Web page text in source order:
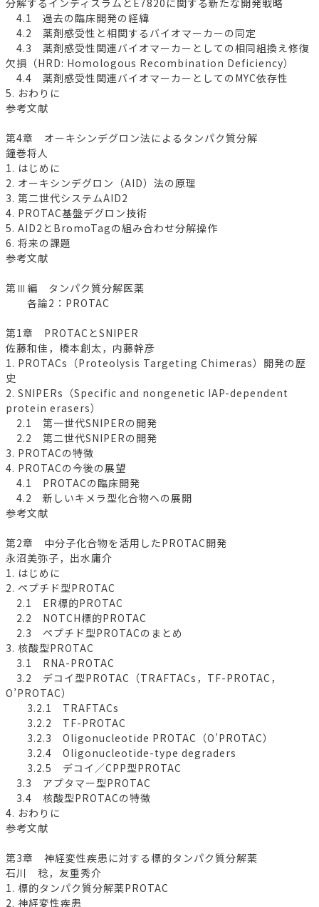
分解するインディスラムとE7820に関する新たな開発戦略
4.1 過去の臨床開発の経緯
4.2 薬剤感受性と相関するバイオマーカーの同定
4.3 薬剤感受性関連バイオマーカーとしての相同組換え修復
欠損（HRD: Homologous Recombination Deficiency）
4.4 薬剤感受性関連バイオマーカーとしてのMYC依存性
5. おわりに
参考文献
第4章 オーキシンデグロン法によるタンパク質分解
鐘巻将人
1. はじめに
2. オーキシンデグロン（AID）法の原理
3. 第二世代システムAID2
4. PROTAC基盤デグロン技術
5. AID2とBromoTagの組み合わせ分解操作
6. 将来の課題
参考文献
第Ⅲ編 タンパク質分解医薬
各論2：PROTAC
第1章 PROTACとSNIPER
佐藤和佳，橋本創太，内藤幹彦
1. PROTACs（Proteolysis Targeting Chimeras）開発の歴
史
2. SNIPERs（Specific and nongenetic IAP-dependent
protein erasers）
2.1 第一世代SNIPERの開発
2.2 第二世代SNIPERの開発
3. PROTACの特徴
4. PROTACの今後の展望
4.1 PROTACの臨床開発
4.2 新しいキメラ型化合物への展開
参考文献
第2章 中分子化合物を活用したPROTAC開発
永沼美弥子，出水庸介
1. はじめに
2. ペプチド型PROTAC
2.1 ER標的PROTAC
2.2 NOTCH標的PROTAC
2.3 ペプチド型PROTACのまとめ
3. 核酸型PROTAC
3.1 RNA-PROTAC
3.2 デコイ型PROTAC（TRAFTACs，TF-PROTAC，
O’PROTAC）
3.2.1 TRAFTACs
3.2.2 TF-PROTAC
3.2.3 Oligonucleotide PROTAC（O’PROTAC）
3.2.4 Oligonucleotide-type degraders
3.2.5 デコイ／CPP型PROTAC
3.3 アプタマー型PROTAC
3.4 核酸型PROTACの特徴
4. おわりに
参考文献
第3章 神経変性疾患に対する標的タンパク質分解薬
石川 稔，友重秀介
1. 標的タンパク質分解薬PROTAC
2. 神経変性疾患